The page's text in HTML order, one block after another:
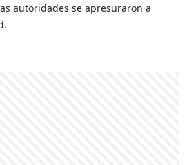
autoridades se apresuraron a